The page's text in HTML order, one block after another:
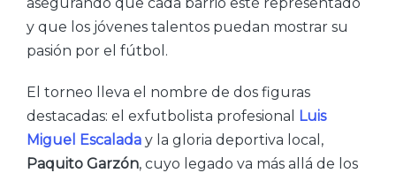
asegurando que cada barrio esté representado
y que los jóvenes talentos puedan mostrar su
pasión por el fútbol.
El torneo lleva el nombre de dos figuras
destacadas: el exfutbolista profesional
Luis
Miguel Escalada y la gloria deportiva local,
Paquito Garzón, cuyo legado va más allá de los